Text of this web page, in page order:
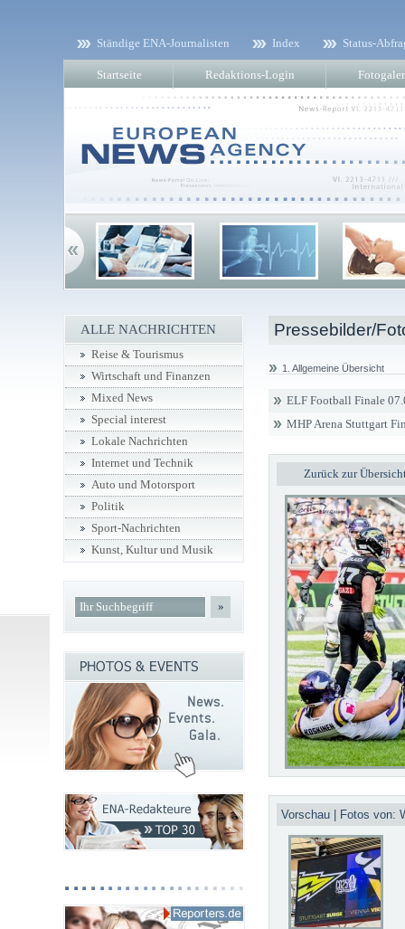
Ständige ENA-Journalisten Index Status-
Startseite Redaktions-Login
Pressebilder/
1. Allgemeine Übersicht
ELF Football Finale
MHP Arena Stuttgart
Zurück zur
Vorschau | Fotos von:
ALLE NACHRICHTEN
Reise & Tourismus
Wirtschaft und Finanzen
Mixed News
Special interest
Lokale Nachrichten
Internet und Technik
Auto und Motorsport
Politik
Sport-Nachrichten
Kunst, Kultur und Musik
»